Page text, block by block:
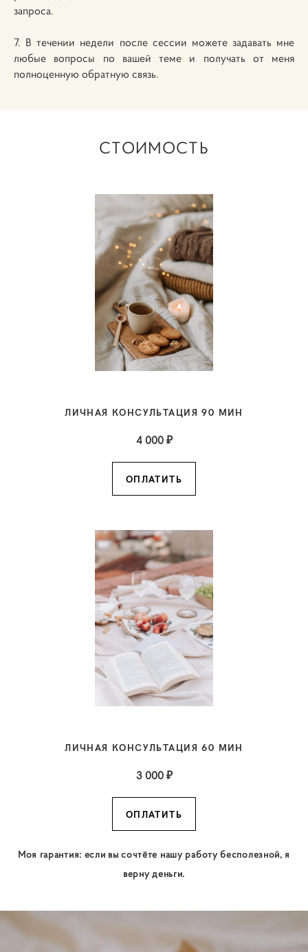
запроса.
7. В течении недели после сессии можете задавать мне
любые вопросы по вашей теме и получать от меня
полноценную обратную связь.
СТОИМОСТЬ
ЛИЧНАЯ КОНСУЛЬТАЦИЯ 90 МИН
4 000 ₽
ОПЛАТИТЬ
ЛИЧНАЯ КОНСУЛЬТАЦИЯ 60 МИН
3 000 ₽
ОПЛАТИТЬ
Моя гарантия: если вы сочтёте нашу работу бесполезной, я
верну деньги.